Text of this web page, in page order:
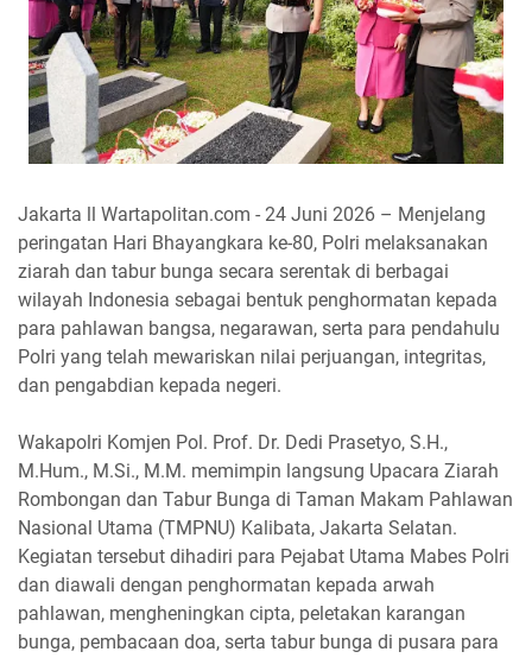
Jakarta ll Wartapolitan.com - 24 Juni 2026 – Menjelang
peringatan Hari Bhayangkara ke-80, Polri melaksanakan
ziarah dan tabur bunga secara serentak di berbagai
wilayah Indonesia sebagai bentuk penghormatan kepada
para pahlawan bangsa, negarawan, serta para pendahulu
Polri yang telah mewariskan nilai perjuangan, integritas,
dan pengabdian kepada negeri.
Wakapolri Komjen Pol. Prof. Dr. Dedi Prasetyo, S.H.,
M.Hum., M.Si., M.M. memimpin langsung Upacara Ziarah
Rombongan dan Tabur Bunga di Taman Makam Pahlawan
Nasional Utama (TMPNU) Kalibata, Jakarta Selatan.
Kegiatan tersebut dihadiri para Pejabat Utama Mabes Polri
dan diawali dengan penghormatan kepada arwah
pahlawan, mengheningkan cipta, peletakan karangan
bunga, pembacaan doa, serta tabur bunga di pusara para